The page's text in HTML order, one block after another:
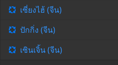
เซี่ยงไฮ้ (จีน)
ปักกิ่ง (จีน)
เซินเจิ้น (จีน)